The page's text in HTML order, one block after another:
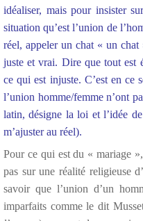
idéaliser, mais pour insister
situation qu’est l’union de
réel, appeler un chat « un
juste et vrai. Dire que tout est
ce qui est injuste. C’est en ce
l’union homme/femme n’ont
latin, désigne la loi et l’idée
m’ajuster au réel).
Pour ce qui est du « mariage
pas sur une réalité religieuse
savoir que l’union d’un
imparfaits comme le dit